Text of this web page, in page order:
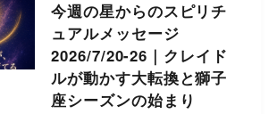
今週の星からのスピリチ
ュアルメッセージ
2026/7/20-26｜クレイド
ルが動かす大転換と獅子
座シーズンの始まり